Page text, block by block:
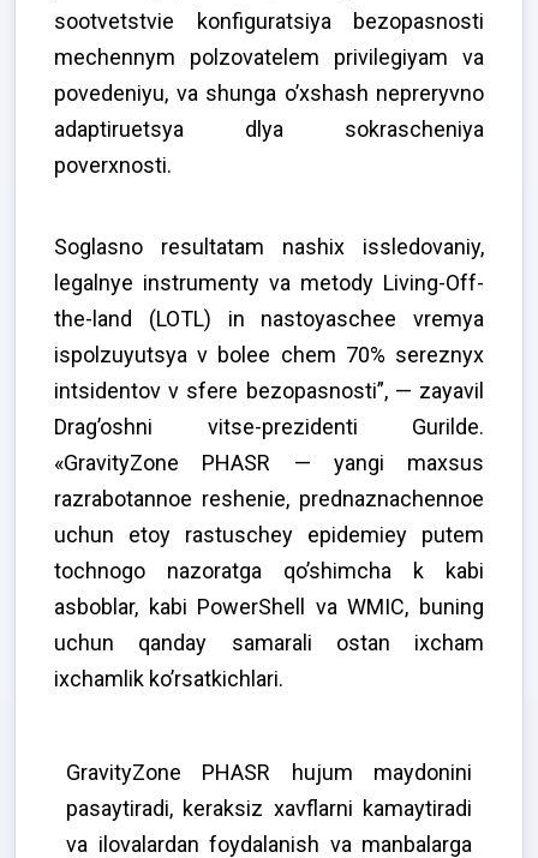
sootvetstvie konfiguratsiya bezopasnosti
mechennym polzovatelem privilegiyam va
povedeniyu, va shunga o’xshash nepreryvno
adaptiruetsya dlya sokrascheniya
poverxnosti.
Soglasno resultatam nashix issledovaniy,
legalnye instrumenty va metody Living-Off-
the-land (LOTL) in nastoyaschee vremya
ispolzuyutsya v bolee chem 70% sereznyx
intsidentov v sfere bezopasnosti”, — zayavil
Drag’oshni vitse-prezidenti Gurilde.
«GravityZone PHASR — yangi maxsus
razrabotannoe reshenie, prednaznachennoe
uchun etoy rastuschey epidemiey putem
tochnogo nazoratga qo’shimcha k kabi
asboblar, kabi PowerShell va WMIC, buning
uchun qanday samarali ostan ixcham
ixchamlik ko’rsatkichlari.
GravityZone PHASR hujum maydonini
pasaytiradi, keraksiz xavflarni kamaytiradi
va ilovalardan foydalanish va manbalarga